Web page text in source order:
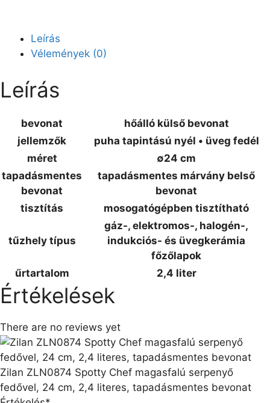
Leírás
Vélemények (0)
Leírás
bevonat
hőálló külső bevonat
jellemzők
puha tapintású nyél • üveg fedél
méret
∅24 cm
tapadásmentes
bevonat
tapadásmentes márvány belső
bevonat
tisztítás
mosogatógépben tisztítható
tűzhely típus
gáz-, elektromos-, halogén-,
indukciós- és üvegkerámia
főzőlapok
űrtartalom
2,4 liter
Értékelések
There are no reviews yet
Zilan ZLN0874 Spotty Chef magasfalú serpenyő
fedővel, 24 cm, 2,4 literes, tapadásmentes bevonat